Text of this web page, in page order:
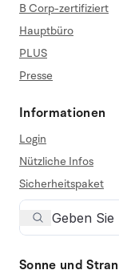
B Corp-zertifiziert
Hauptbüro
PLUS
Presse
Informationen
Login
Nützliche Infos
Sicherheitspaket
Sonne und